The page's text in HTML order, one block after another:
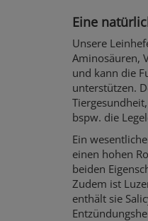
Eine
Unsere
Aminosäuren,
und kann die
unterstützen.
bspw. die
Ein
einen hohen
beiden
Zudem ist
enthält sie